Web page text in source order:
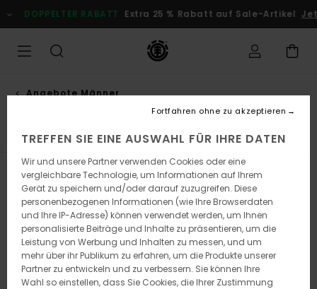
zur
Produkt
springen
RABATT Extra 25 % Rabatt auf Sale-Artikel Jetzt
Angebote Männer
Filtern & Sortieren 116Ergebnisse
Direkt
Filterkriterien
springen
Überspringen
filtern
nach
TREFFEN SIE EINE AUSWAHL FÜR IHRE DATEN
Wir und unsere Partner verwenden Cookies oder eine
vergleichbare Technologie, um Informationen auf Ihrem
Gerät zu speichern und/oder darauf zuzugreifen. Diese
personenbezogenen Informationen (wie Ihre Browserdaten
und Ihre IP-Adresse) können verwendet werden, um Ihnen
personalisierte Beiträge und Inhalte zu präsentieren, um die
Leistung von Werbung und Inhalten zu messen, und um
mehr über ihr Publikum zu erfahren, um die Produkte unserer
Partner zu entwickeln und zu verbessern. Sie können Ihre
Wahl so einstellen, dass Sie Cookies, die Ihrer Zustimmung
Fortfahren ohne zu akzeptieren